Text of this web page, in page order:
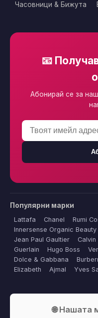
Часовници & Бижута
📧
Абонирай се за
Популярни марки
Lattafa Chanel
Rumi
Innersense Organic Beauty
Jean Paul Gaultier
Calvin
Guerlain
Hugo Boss
Dolce & Gabbana
Elizabeth
Ajmal Yves
🌐 Нашата